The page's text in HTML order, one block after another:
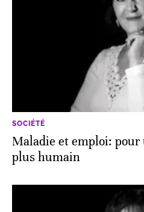
SOCIÉTÉ
Maladie et emploi: pour
plus humain